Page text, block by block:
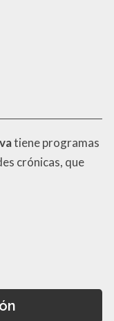
tiene programas
crónicas, que